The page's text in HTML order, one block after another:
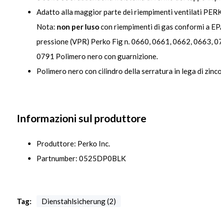
Adatto alla maggior parte dei riempimenti ventilati
Nota: non per lusocon riempimenti di gas conformi a
pressione (VPR) Perko Fig n. 0660, 0661, 0662, 0663,
0791 Polimero nero con guarnizione.
Polimero nero con cilindro della serratura in lega di
Informazioni sul produttore
Produttore: Perko Inc.
Partnumber: 0525DP0BLK
Tag: Dienstahlsicherung (2)